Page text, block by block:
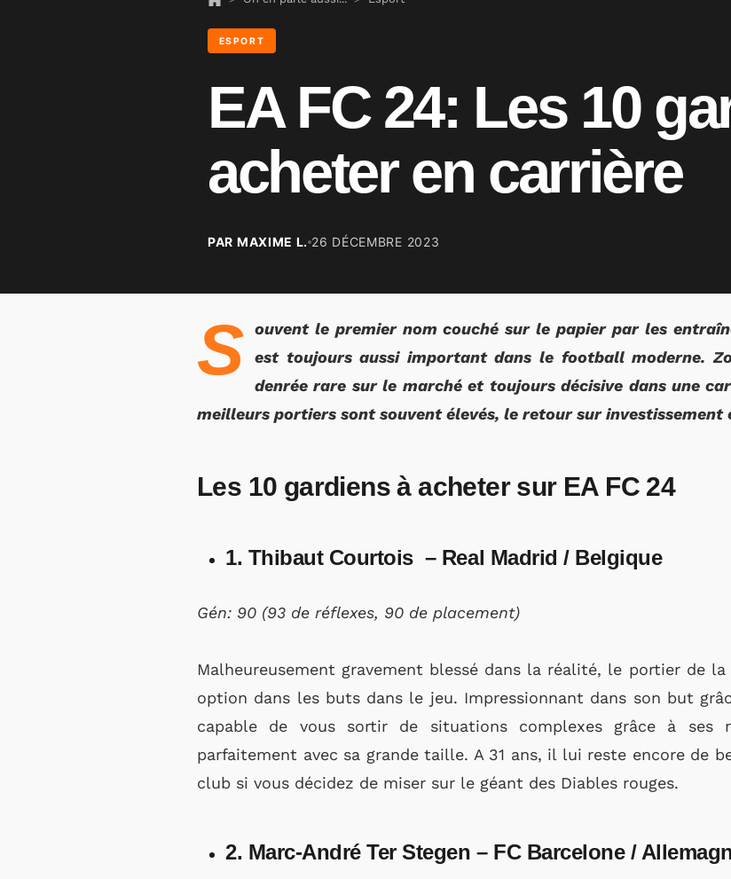
ESPORT
EA FC 24: Les 10
acheter en carrière
PAR MAXIME L. 26 DÉCEMBRE 2023
S ouvent le premier nom couché sur le papier par les
est toujours aussi important dans le football moderne.
denrée rare sur le marché et toujours décisive dans une
meilleurs portiers sont souvent élevés, le retour sur investissement
Les 10 gardiens à acheter sur EA FC 24
1. Thibaut Courtois – Real Madrid / Belgique
Gén: 90 (93 de réflexes, 90 de placement)
Malheureusement gravement blessé dans la réalité, le portier de
option dans les buts dans le jeu. Impressionnant dans son but
capable de vous sortir de situations complexes grâce à ses
parfaitement avec sa grande taille. A 31 ans, il lui reste encore de
club si vous décidez de miser sur le géant des Diables rouges.
2. Marc-André Ter Stegen – FC Barcelone /